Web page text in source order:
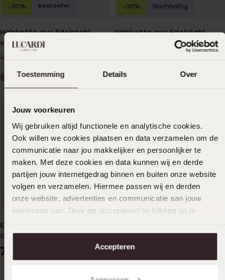
Toestemming Details Over
Jouw voorkeuren
Wij gebruiken altijd functionele en analytische cookies.
Ook willen we cookies plaatsen en data verzamelen om de
communicatie naar jou makkelijker en persoonlijker te
maken. Met deze cookies en data kunnen wij en derde
partijen jouw internetgedrag binnen en buiten onze website
volgen en verzamelen. Hiermee passen wij en derden
onze website, advertenties en communicatie aan jouw
interesses aan. Door op ‘accepteren’ te klikken ga je
aanpassen. Lees er meer over in onscookiebeleid.
Accepteren
Halskette aus Edelstahl,
vergoldet, mit Herz
19.99
-30% Bestseller
Halskette aus Edelstahl,
vergoldet, Herz mit Zirkonia
-30% Nachhaltig
Kette, 925 Silber, Herz,
Gravur, Zirkonia
74
Anpassbar
vergoldet, Vintage, Rosa,
Herz
29.9919
-33% Wasserdicht